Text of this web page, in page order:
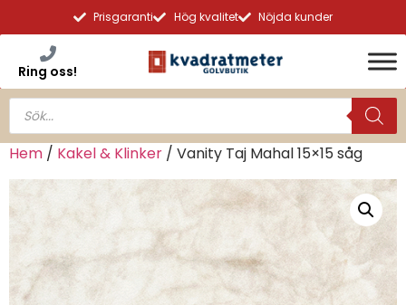
Prisgaranti Hög kvalitet Nöjda kunder
Ring oss!
Hem / Kakel & Klinker / Vanity Taj Mahal 15×15 såg